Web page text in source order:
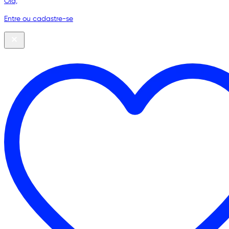
Entre ou cadastre-se